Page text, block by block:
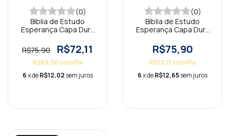
(0)
Bíblia de Estudo
Esperança Capa Dura
R$75,90
R$72,11
R$68,50 com Pix
6x deR$12,02 sem juros
(0)
Bíblia de Estudo
Esperança Capa Dura
R$75,90
R$72,11 comPix
6x deR$12,65sem juros